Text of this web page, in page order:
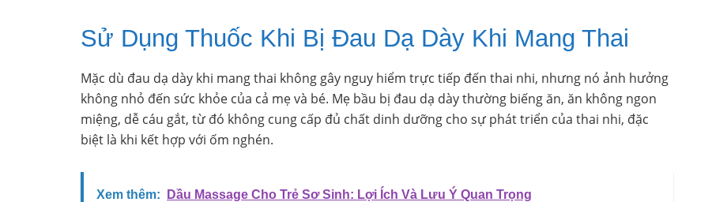
Sử Dụng Thuốc Khi Bị Đau Dạ Dày Khi Mang Thai
Mặc dù đau dạ dày khi mang thai không gây nguy hiểm trực tiếp đến thai nhi, nhưng nó ảnh hưởng
không nhỏ đến sức khỏe của cả mẹ và bé. Mẹ bầu bị đau dạ dày thường biếng ăn, ăn không ngon
miệng, dễ cáu gắt, từ đó không cung cấp đủ chất dinh dưỡng cho sự phát triển của thai nhi, đặc
biệt là khi kết hợp với ốm nghén.
Xem thêm: Dầu Massage Cho Trẻ Sơ Sinh: Lợi Ích Và Lưu Ý Quan Trọng